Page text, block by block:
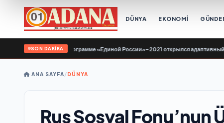
DÜNYA EKONOMİ
SON DAKİKA
по Народной программе «Единой России»-2021 открылся адаптивный
ANA SAYFA/DÜNYA
Rus Sosyal Fonu’nun